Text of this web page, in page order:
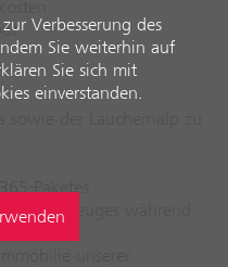
Fahrzeuges während
Verbesserung des
Sie weiterhin auf
Sie sich mit
einverstanden.